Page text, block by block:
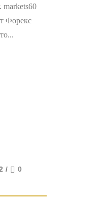
markets60
Форекс
/
0